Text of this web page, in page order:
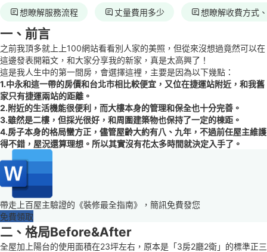
想瞭解服務流程 丈量費用多少 想瞭解收費方式
一、前言
之前我頂多就上上100網站看看別人家的美照，但從來沒想過竟然可以在
這邊發表開箱文，和大家分享我的新家，真是太高興了！
這是我人生中的第一間房，會選擇這裡，主要是因為以下幾點：
1.中永和這一帶的房價和台北市相比較便宜，又位在捷運站附近，和我舊
家只有捷運兩站的距離。
2.附近的生活機能很便利，而大樓本身的管理和保全也十分完善。
3.雖然是二樓，但採光很好，和周圍建築物也保持了一定的棟距。
4.房子本身的格局蠻方正，儘管屋齡大約有八、九年，不過前任屋主維護
得不錯，屋況還算理想。所以其實沒有花太多時間就決定入手了。
帶走上百屋主驗證的《裝修最全指南》，簡訊免費發您
免費領取
二、格局Before&After
全屋加上陽台的使用面積在23坪左右，原本是「3房2廳2衛」的標準正三